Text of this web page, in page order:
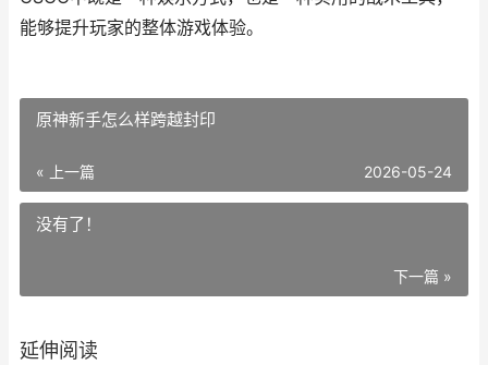
能够提升玩家的整体游戏体验。
原神新手怎么样跨越封印
« 上一篇 2026-05-24
没有了！
下一篇 »
延伸阅读